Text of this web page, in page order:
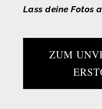
Lass deine Fotos
ZUM